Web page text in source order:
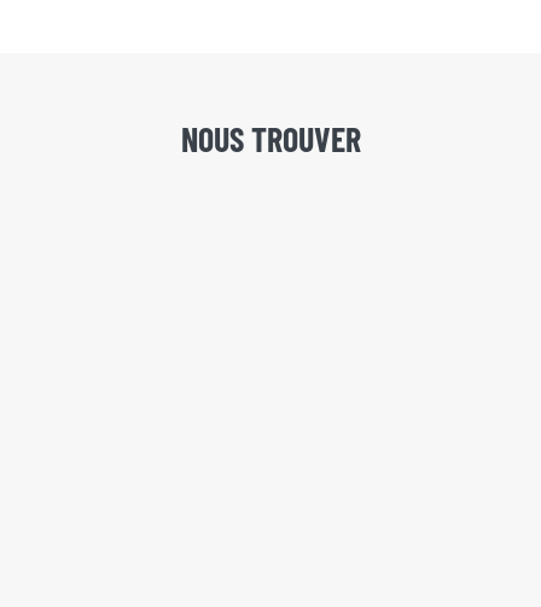
NOUS TROUVER